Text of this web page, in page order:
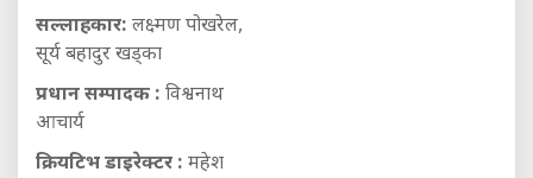
सल्लाहकार: लक्ष्मण पोखरेल,
सूर्य बहादुर खड्का
प्रधान सम्पादक : विश्वनाथ
आचार्य
क्रियटिभ डाइरेक्टर : महेश